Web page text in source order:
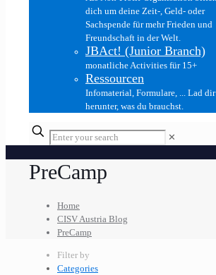
dich um deine Zeit-, Geld- oder
Sachspende für mehr Frieden und
Freundschaft in der Welt.
JBAct! (Junior Branch)
monatliche Activities für 15+
Ressourcen
Infomaterial, Formulare, ... Lad dir
herunter, was du brauchst.
✕
PreCamp
Home
CISV Austria Blog
PreCamp
Filter by
Categories